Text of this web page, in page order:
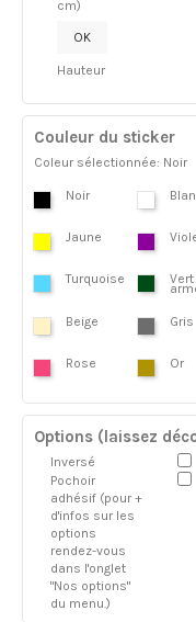
cm)
OK
Hauteur
Couleur du sticker
Coleur sélectionnée: Noir
Noir
Jaune
Turquoise Vert
Beige Gris
Rose Or
Options (laissez
Inversé
Pochoir
adhésif (pour +
d'infos sur les
options
rendez-vous
dans l'onglet
"Nos options"
du menu.)